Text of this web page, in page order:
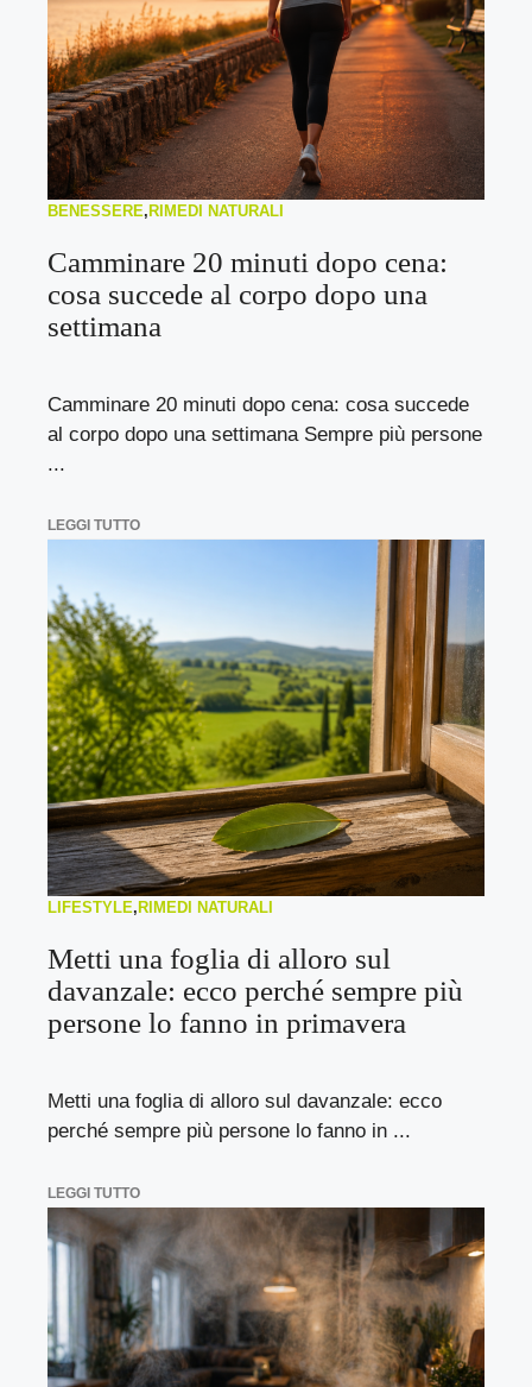
BENESSERE,RIMEDI NATURALI
Camminare 20 minuti dopo cena:
cosa succede al corpo dopo una
settimana
Camminare 20 minuti dopo cena: cosa succede
al corpo dopo una settimana Sempre più persone
...
LEGGI TUTTO
LIFESTYLE, RIMEDI NATURALI
Metti una foglia di alloro sul
davanzale: ecco perché sempre più
persone lo fanno in primavera
Metti una foglia di alloro sul davanzale: ecco
perché sempre più persone lo fanno in ...
LEGGI TUTTO